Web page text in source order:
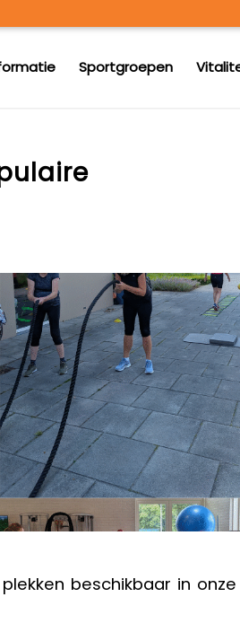
Sportgroepen
beschikbaar in